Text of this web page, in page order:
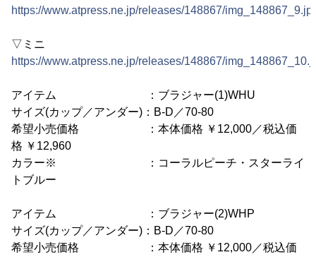
https://www.atpress.ne.jp/releases/148867/
▽ミニ
https://www.atpress.ne.jp/releases/148867/
アイテム ：ブラジャー(1)WHU
サイズ(カップ／アンダー)：B-D／70-80
希望小売価格 ：本体価格 ￥12,000／税込価
格 ￥12,960
カラー※ ：コーラルピーチ・スターライ
トブルー
アイテム ：ブラジャー(2)WHP
サイズ(カップ／アンダー)：B-D／70-80
希望小売価格 ：本体価格 ￥12,000／税込価